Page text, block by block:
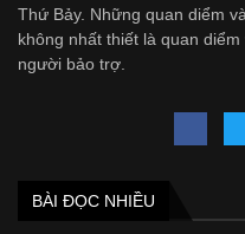
Thứ Bảy. Những quan diểm
không nhất thiết là quan
người bảo trợ.
BÀI ĐỌC NHIỀU